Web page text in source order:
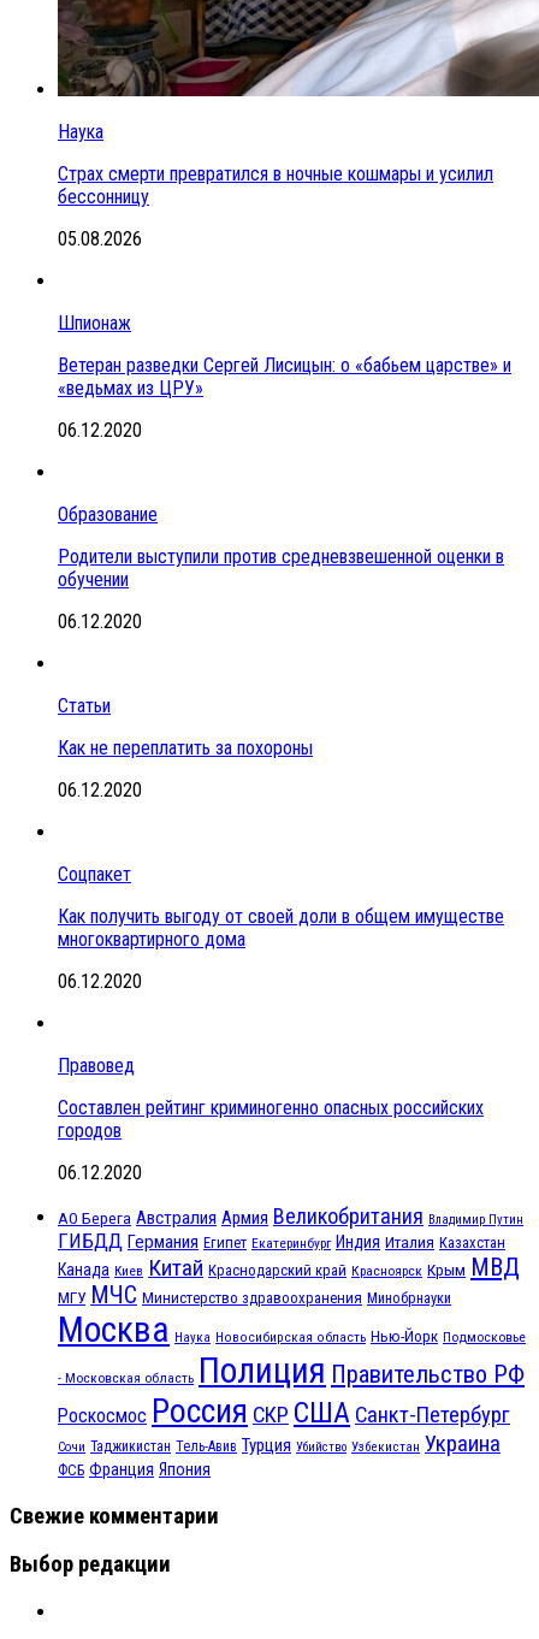
Наука
Страх смерти превратился в ночные кошмары и усилил
бессонницу
05.08.2026
Шпионаж
Ветеран разведки Сергей Лисицын: о «бабьем царстве» и
«ведьмах из ЦРУ»
06.12.2020
Образование
Родители выступили против средневзвешенной оценки в
обучении
06.12.2020
Статьи
Как не переплатить за похороны
06.12.2020
Соцпакет
Как получить выгоду от своей доли в общем имуществе
многоквартирного дома
06.12.2020
Правовед
Составлен рейтинг криминогенно опасных российских
городов
06.12.2020
АО Берега Австралия Армия Великобритания Владимир Путин
ГИБДД Германия Египет Екатеринбург Индия Италия Казахстан
Канада Киев Китай Краснодарский край Красноярск Крым МВД
МГУ МЧС Министерство здравоохранения Минобрнауки
Москва Наука Новосибирская область Нью-Йорк Подмосковье
- Московская область Полиция Правительство РФ
Роскосмос Россия СКР США Санкт-Петербург
Сочи Таджикистан Тель-Авив Турция Убийство Узбекистан Украина
ФСБ Франция Япония
Свежие комментарии
Выбор редакции